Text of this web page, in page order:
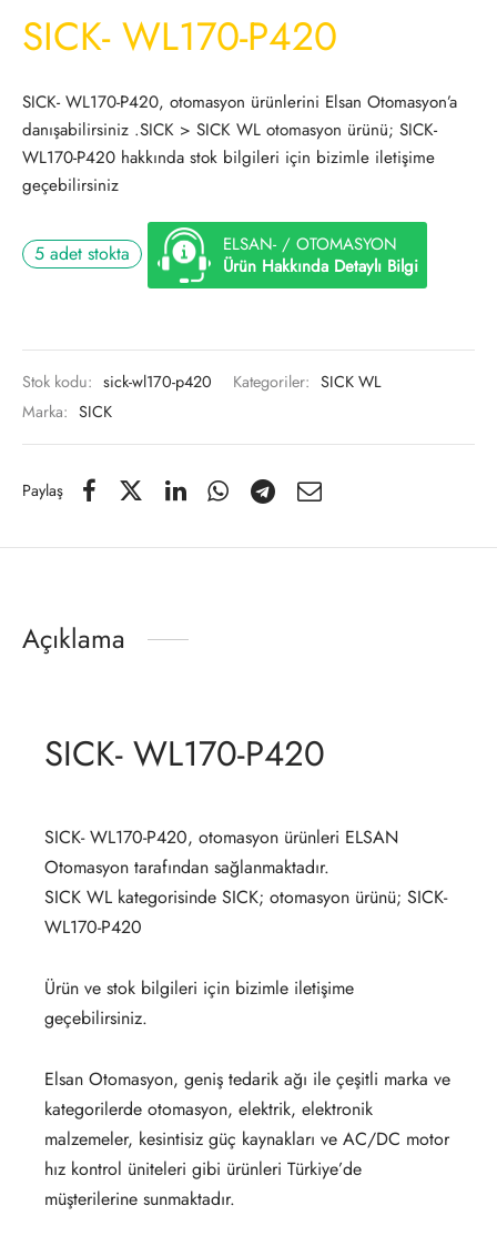
SICK- WL170-P420
SICK- WL170-P420, otomasyon ürünlerini Elsan Otomasyon’a
danışabilirsiniz .SICK > SICK WL otomasyon ürünü; SICK-
WL170-P420 hakkında stok bilgileri için bizimle iletişime
geçebilirsiniz
5 adet stokta
ELSAN- / OTOMASYON
Ürün Hakkında Detaylı Bilgi
Stok kodu: sick-wl170-p420 Kategoriler: SICK WL
Marka: SICK
Paylaş
Açıklama
SICK- WL170-P420
SICK- WL170-P420, otomasyon ürünleri ELSAN
Otomasyon tarafından sağlanmaktadır.
SICK WL kategorisinde SICK; otomasyon ürünü; SICK-
WL170-P420
Ürün ve stok bilgileri için bizimle iletişime
geçebilirsiniz.
Elsan Otomasyon, geniş tedarik ağı ile çeşitli marka ve
kategorilerde otomasyon, elektrik, elektronik
malzemeler, kesintisiz güç kaynakları ve AC/DC motor
hız kontrol üniteleri gibi ürünleri Türkiye’de
müşterilerine sunmaktadır.